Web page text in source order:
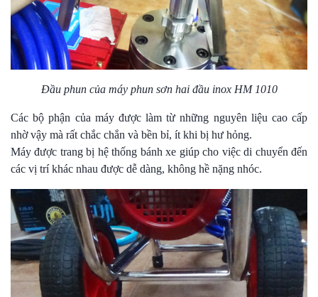
Đầu phun của máy phun sơn hai đầu inox HM 1010
Các bộ phận của máy được làm từ những nguyên liệu cao cấp
nhờ vậy mà rất chắc chắn và bền bỉ, ít khi bị hư hỏng.
Máy được trang bị hệ thống bánh xe giúp cho việc di chuyển đến
các vị trí khác nhau được dễ dàng, không hề nặng nhóc.